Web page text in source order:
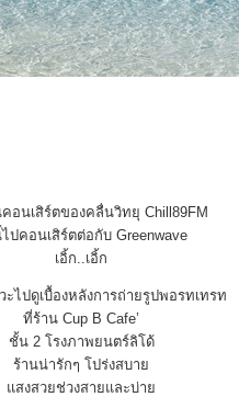
คอนเสิร์ตของคลื่นวิทยุ Chill89FM
ปคอนเสิร์ตต่อกับ Greenwave
เอิ้ก..เอิ้ก
ะไปดูเบื้องหลังการถ่ายรูปพอรทเทรท
ที่ร้าน Cup B Cafe’
ชั้น 2 โรงภาพยนตร์ลิโด้
ร้านน่ารักๆ โปร่งสบาย
แสงสวยช่วงสายและบ่าย